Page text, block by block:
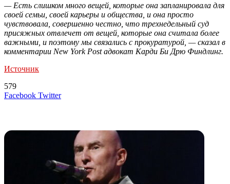
— Есть слишком много вещей, которые она запланировала для
своей семьи, своей карьеры и общества, и она просто
чувствовала, совершенно честно, что трехнедельный суд
присяжных отвлечет от вещей, которые она считала более
важными, и поэтому мы связались с прокуратурой, — сказал в
комментарии New York Post адвокат Карди Би Дрю Финдлинг.
Источник
579
Facebook TwitterLinkedIn
Tumblr
Reddit
Вконтакте
Одноклассники
Skype
Messenger
Messenger
WhatsApp
Telegram
Viber
Line
Поделиться
Печатать